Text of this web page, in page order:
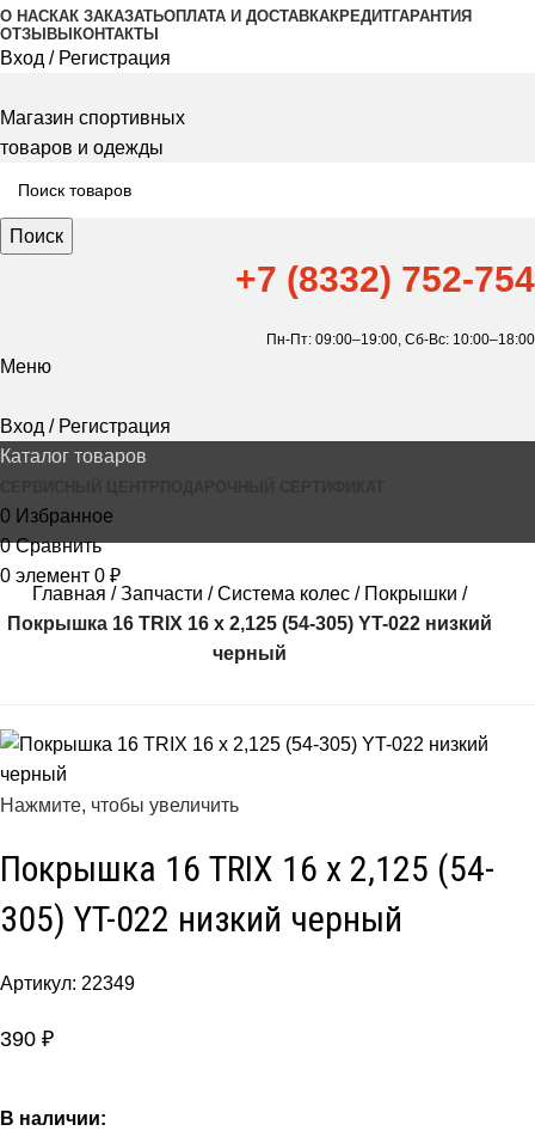
О НАСКАК ЗАКАЗАТЬОПЛАТА И ДОСТАВКАКРЕДИТГАРАНТИЯ
ОТЗЫВЫ КОНТАКТЫ
Вход / Регистрация
Магазин спортивных
товаров и одежды
Поиск
+7 (8332) 752-754
Пн-Пт: 09:00–19:00, Сб-Вс: 10:00–18:00
Меню
Вход / Регистрация
Каталог товаров
0 Избранное
0 Сравнить
0 элемент 0 ₽
Главная
Запчасти Система колес
Покрышки
Покрышка 16 TRIX 16 x 2,125 (54-305) YT-022 низкий
черный
Нажмите, чтобы увеличить
Покрышка 16 TRIX 16 x 2,125 (54-
305) YT-022 низкий черный
Артикул: 22349
390 ₽
В наличии: